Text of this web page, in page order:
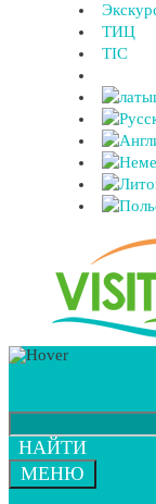
ТИЦ
TIC
НАЙТИ
МЕНЮ